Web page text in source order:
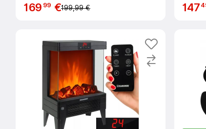
169 99 €199,99 € 147